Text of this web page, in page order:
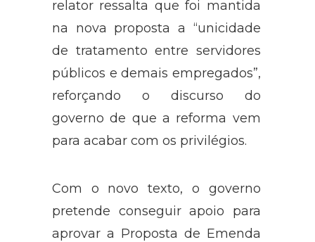
relator ressalta que foi mantida
na nova proposta a “unicidade
de tratamento entre servidores
públicos e demais empregados”,
reforçando o discurso do
governo de que a reforma vem
para acabar com os privilégios.
Com o novo texto, o governo
pretende conseguir apoio para
aprovar a Proposta de Emenda